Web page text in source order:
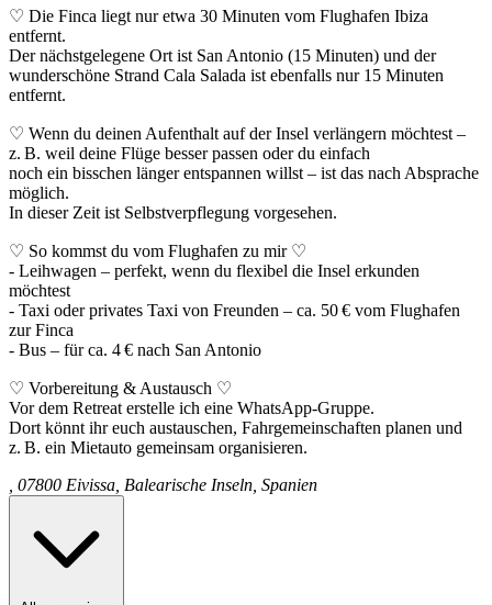
♡ Die Finca liegt nur etwa 30 Minuten vom Flughafen Ibiza
entfernt.
Der nächstgelegene Ort ist San Antonio (15 Minuten) und der
wunderschöne Strand Cala Salada ist ebenfalls nur 15 Minuten
entfernt.
♡ Wenn du deinen Aufenthalt auf der Insel verlängern möchtest –
z. B. weil deine Flüge besser passen oder du einfach
noch ein bisschen länger entspannen willst – ist das nach Absprache
möglich.
In dieser Zeit ist Selbstverpflegung vorgesehen.
♡ So kommst du vom Flughafen zu mir ♡
- Leihwagen – perfekt, wenn du flexibel die Insel erkunden
möchtest
- Taxi oder privates Taxi von Freunden – ca. 50 € vom Flughafen
zur Finca
- Bus – für ca. 4 € nach San Antonio
♡ Vorbereitung & Austausch ♡
Vor dem Retreat erstelle ich eine WhatsApp-Gruppe.
Dort könnt ihr euch austauschen, Fahrgemeinschaften planen und
z. B. ein Mietauto gemeinsam organisieren.
, 07800 Eivissa, Balearische Inseln, Spanien